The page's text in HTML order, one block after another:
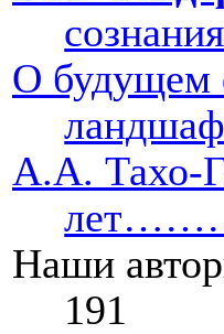
О будущем
А.А. Тахо-
Наши
191